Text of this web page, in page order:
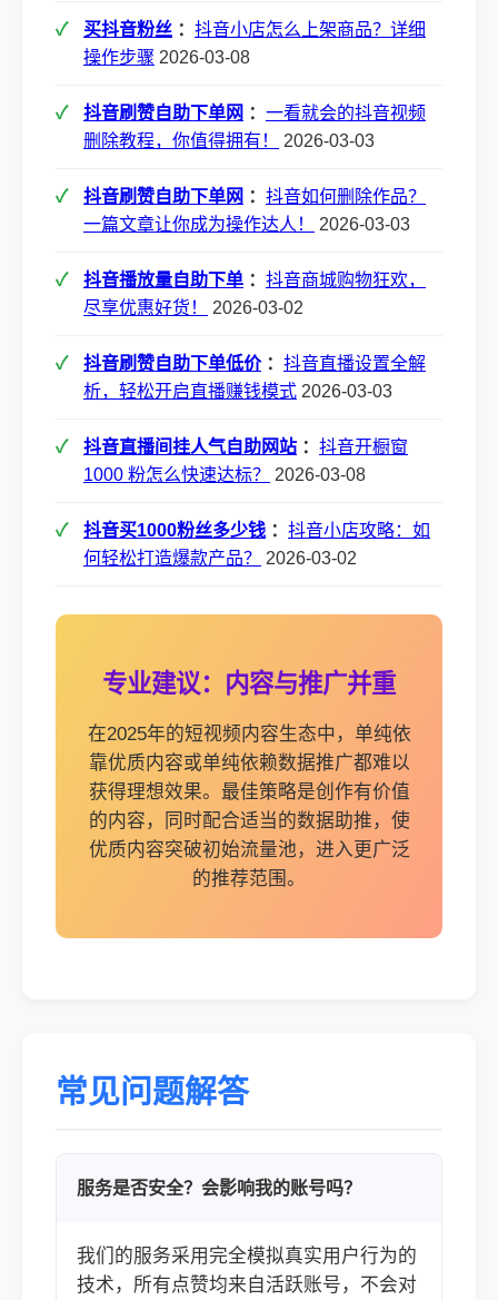
买抖音粉丝 ： 抖音小店怎么上架商品？详细
操作步骤 2026-03-08
抖音刷赞自助下单网 ： 一看就会的抖音视频
删除教程，你值得拥有！
2026-03-03
抖音刷赞自助下单网 ： 抖音如何删除作品？
一篇文章让你成为操作达人！
2026-03-03
抖音播放量自助下单 ： 抖音商城购物狂欢，
尽享优惠好货！
2026-03-02
抖音刷赞自助下单低价： 抖音直播设置全解
析，轻松开启直播赚钱模式 2026-03-03
抖音直播间挂人气自助网站 ： 抖音开橱窗
1000 粉怎么快速达标？
2026-03-08
抖音买1000粉丝多少钱 ： 抖音小店攻略：如
何轻松打造爆款产品？
2026-03-02
专业建议：内容与推广并重
在2025年的短视频内容生态中，单纯依
靠优质内容或单纯依赖数据推广都难以
获得理想效果。最佳策略是创作有价值
的内容，同时配合适当的数据助推，使
优质内容突破初始流量池，进入更广泛
的推荐范围。
常见问题解答
服务是否安全？会影响我的账号吗？
我们的服务采用完全模拟真实用户行为的
技术，所有点赞均来自活跃账号，不会对